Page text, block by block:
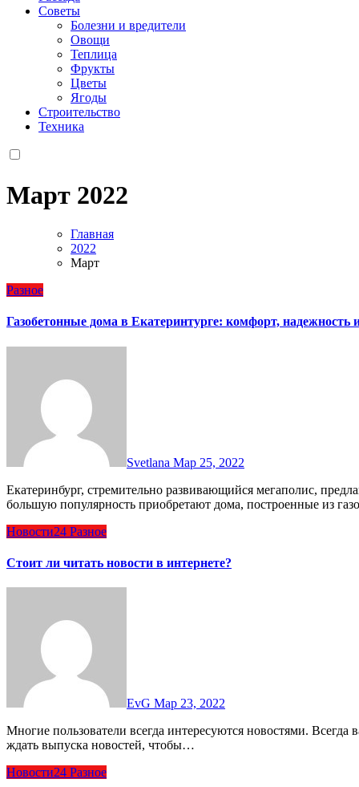
Советы
Болезни и вредители
Овощи
Теплица
Фрукты
Цветы
Ягоды
Строительство
Техника
Март 2022
Главная
2022
Март
Разное
Газобетонные дома в Екатеринтурге: комфорт, надежность
Svetlana Мар 25, 2022
Екатеринбург, стремительно развивающийся мегаполис, предлагает широкий выбор жилья, среди которого все
большую популярность приобретают дома, построенные из
Новости24 Разное
Стоит ли читать новости в интернете?
EvG Мар 23, 2022
Многие пользователи всегда интересуются новостями. Всегда важно быть в курсе всех событий. Раньше приходилось
ждать выпуска новостей, чтобы…
Новости24 Разное